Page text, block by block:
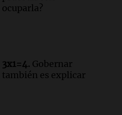
cuestionó la polémica
ocuparla?
3x1=4. Gobernar
también es explicar